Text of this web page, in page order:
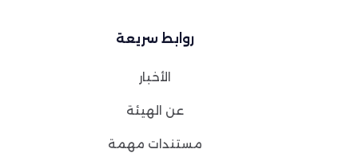
روابط سريعة
الأخبار
عن الهيئة
مستندات مهمة